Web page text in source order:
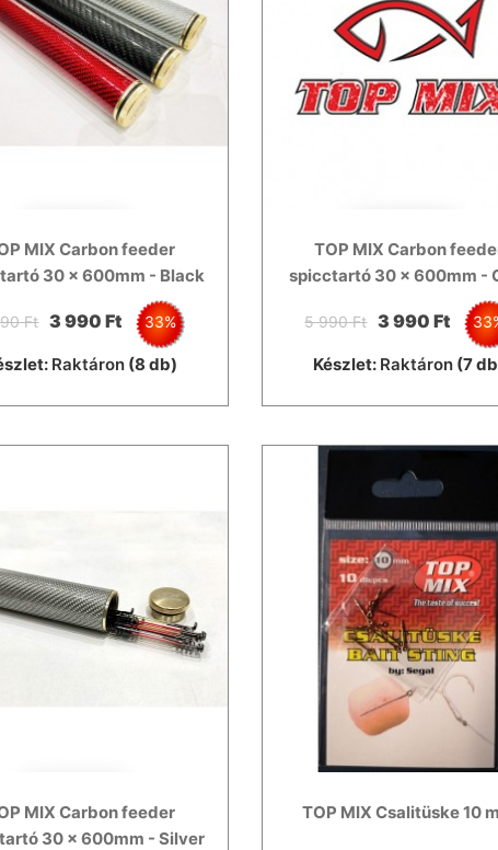
MIX Carbon feeder
30 x 600mm - Black
Ft 3 990 Ft 33%
Raktáron(8 db)
TOP MIX Carbon
spicctartó 30 x 600mm -
5 990 Ft 3 990 Ft
Készlet: Raktáron (7
MIX Carbon feeder
30 x 600mm - Silver
TOP MIX Csalitüske 10